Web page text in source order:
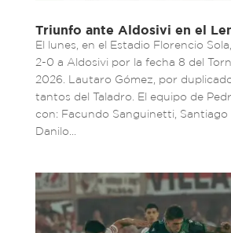
Triunfo ante Aldosivi en el
El lunes, en el Estadio Florencio
2-0 a Aldosivi por la fecha 8 del
2026. Lautaro Gómez, por
tantos del Taladro. El equipo de
con: Facundo Sanguinetti, Santiago
Danilo...